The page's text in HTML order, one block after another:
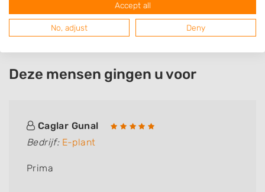
Deze mensen gingen u voor
Caglar Gunal
Bedrijf: E-plant
Prima
Accept all
No, adjust Deny